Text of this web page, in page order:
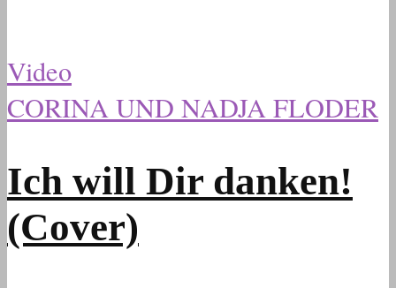
Video
CORINA UND NADJA FLODER
Ich will Dir danken!
(Cover)